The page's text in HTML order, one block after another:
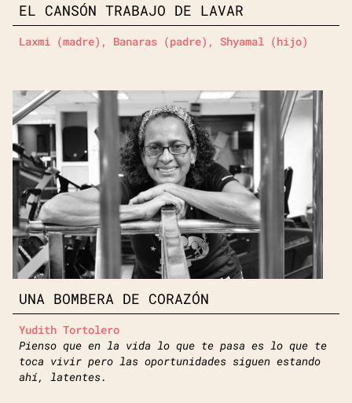
EL CANSÓN TRABAJO DE LAVAR
Laxmi (madre), Banaras (padre), Shyamal (hijo)
UNA BOMBERA DE CORAZÓN
Yudith Tortolero
Pienso que en la vida lo que te pasa es lo que te
toca vivir pero las oportunidades siguen estando
ahí, latentes.